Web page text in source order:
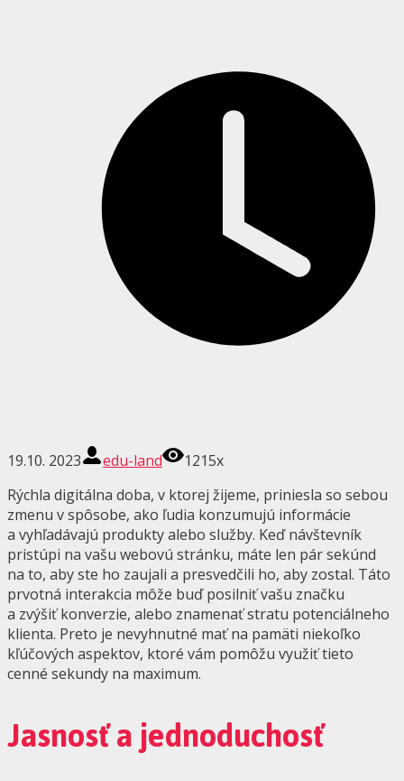
19.10. 2023 edu-land
1215x
Rýchla digitálna doba, v ktorej žijeme, priniesla so sebou
zmenu v spôsobe, ako ľudia konzumujú informácie
a vyhľadávajú produkty alebo služby. Keď návštevník
pristúpi na vašu webovú stránku, máte len pár sekúnd
na to, aby ste ho zaujali a presvedčili ho, aby zostal. Táto
prvotná interakcia môže buď posilniť vašu značku
a zvýšiť konverzie, alebo znamenať stratu potenciálneho
klienta. Preto je nevyhnutné mať na pamäti niekoľko
kľúčových aspektov, ktoré vám pomôžu využiť tieto
cenné sekundy na maximum.
Jasnosť a jednoduchosť